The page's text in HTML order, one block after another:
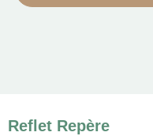
Reflet Repère